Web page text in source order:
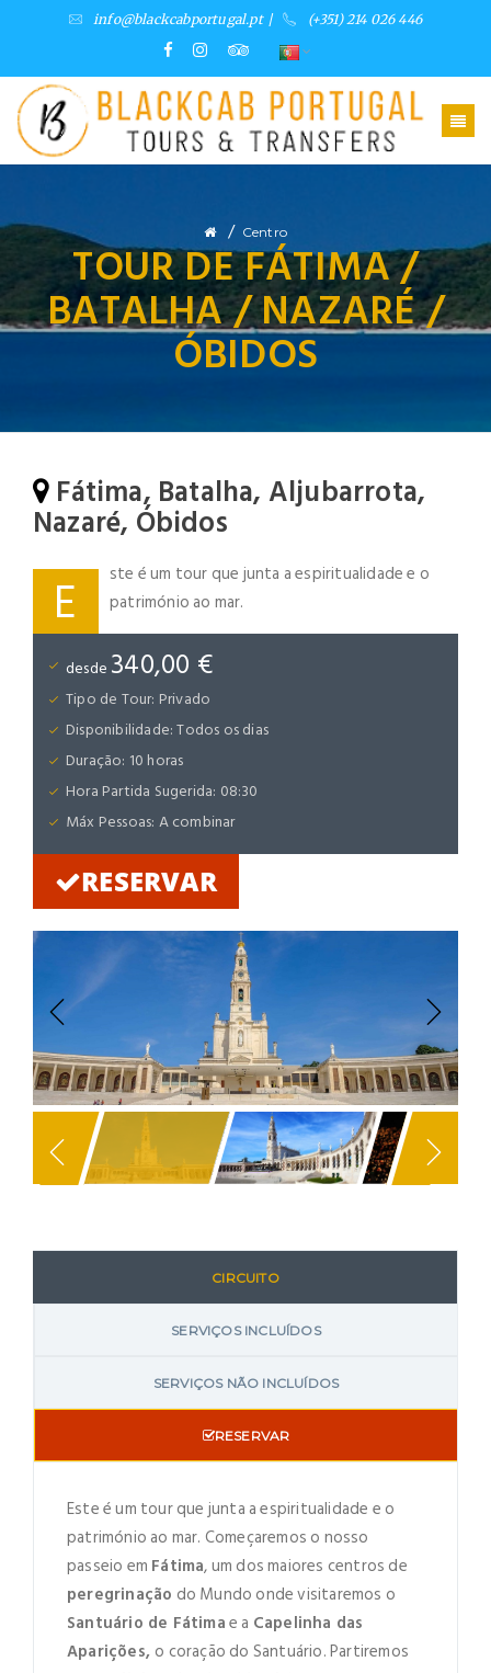
info@blackcabportugal.pt / (+351) 214 026 446
/ Centro
TOUR DE FÁTIMA /
BATALHA / NAZARÉ /
ÓBIDOS
Fátima, Batalha, Aljubarrota,
Nazaré, Óbidos
E
ste é um tour que junta a espiritualidade e o
património ao mar.
desde 340,00 €
Tipo de Tour: Privado
Disponibilidade: Todos os dias
Duração: 10 horas
Hora Partida Sugerida: 08:30
Máx Pessoas: A combinar
RESERVAR
Next
CIRCUITO
SERVIÇOS INCLUÍDOS
SERVIÇOS NÃO INCLUÍDOS
RESERVAR
Este é um tour que junta a espiritualidade e o
património ao mar. Começaremos o nosso
passeio em Fátima, um dos maiores centros de
peregrinação do Mundo onde visitaremos o
Santuário de Fátimae a Capelinha das
Aparições, o coração do Santuário. Partiremos